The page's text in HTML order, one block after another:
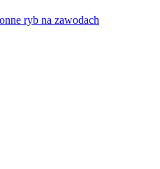
ryb na zawodach